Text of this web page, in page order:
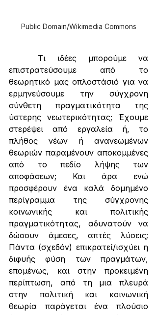
Public Domain/Wikimedia Commons
επιστρατεύσουμε από το
θεωρητικό μας οπλοστάσιό για να
ερμηνεύσουμε την σύγχρονη
σύνθετη πραγματικότητα της
ύστερης νεωτερικότητας; Έχουμε
στερέψει από εργαλεία ή, το
πλήθος νέων ή ανανεωμένων
θεωριών παραμένουν αποκομμένες
από το πεδίο λήψης των
αποφάσεων; Και άρα ενώ
προσφέρουν ένα καλά δομημένο
περίγραμμα της σύγχρονης
κοινωνικής και πολιτικής
πραγματικότητας, αδυνατούν να
δώσουν άμεσες, απτές λύσεις;
Πάντα (σχεδόν) επικρατεί/ισχύει η
διφυής φύση των πραγμάτων,
επομένως, και στην προκειμένη
περίπτωση, από τη μια πλευρά
στην πολιτική και κοινωνική
θεωρία παράγεται ένα πλούσιο